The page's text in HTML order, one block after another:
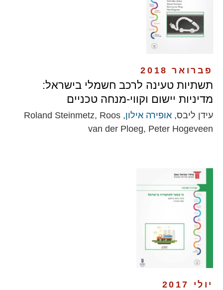
פברואר 2018
תשתיות טעינה לרכב חשמלי בישראל:
מדיניות יישום וקווי-מנחה טכניים
עידן ליבס, אופירה אילון , Roland Steinmetz, Roos
van der Ploeg, Peter Hogeveen
יולי 2017